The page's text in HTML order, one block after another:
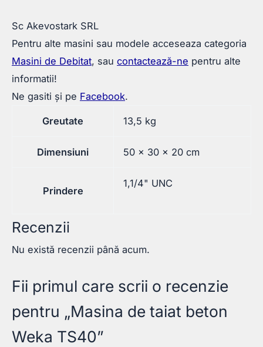
Sc Akevostark SRL
Pentru alte masini sau modele acceseaza categoria
Masini de Debitat, sau contactează-ne pentru alte
informatii!
Ne gasiti și pe Facebook.
Greutate 13,5 kg
Dimensiuni 50 × 30 × 20 cm
Prindere
1,1/4" UNC
Recenzii
Nu există recenzii până acum.
Fii primul care scrii o recenzie
pentru „Masina de taiat beton
Weka TS40”